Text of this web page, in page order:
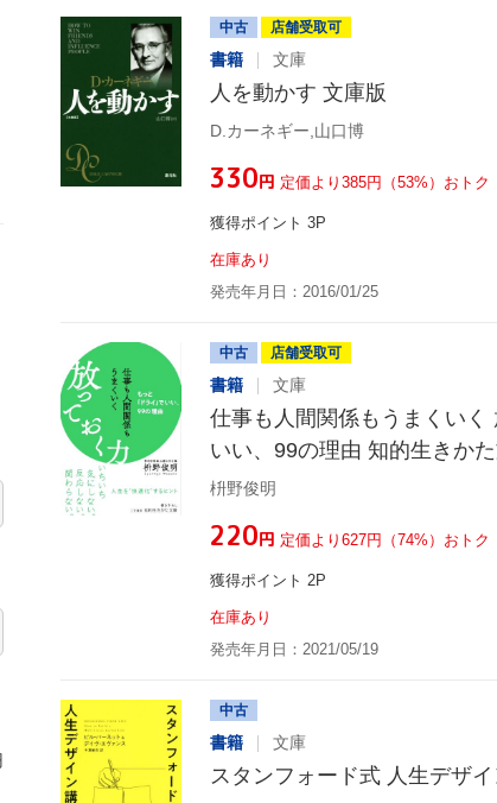
中古 店舗受取可
書籍 文庫
人を動かす 文庫版
D.カーネギー,山口博
¥330円 定価より385円（53%）おトク
獲得ポイント 3P
在庫あり
発売年月日：2016/01/25
中古 店舗受取可
書籍 文庫
仕事も人間関係もうまくい
いい、99の理由 知的生きか
枡野俊明
¥220円 定価より627円（74%）おトク
獲得ポイント 2P
在庫あり
発売年月日：2021/05/19
中古
書籍 文庫
スタンフォード式 人生デザ